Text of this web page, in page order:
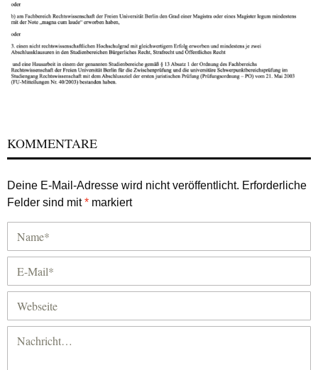
KOMMENTARE
Deine E-Mail-Adresse wird nicht veröffentlicht. Erforderliche
Felder sind mit* markiert